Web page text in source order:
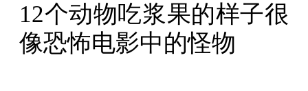
12个动物吃浆果的样子很
像恐怖电影中的怪物